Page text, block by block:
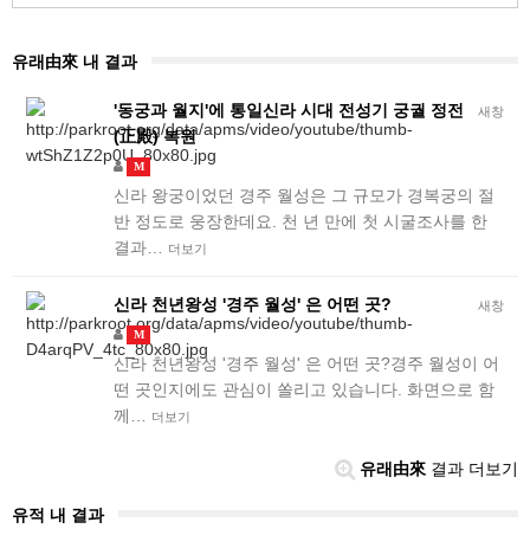
유래由來 내 결과
새창
'동궁과 월지'에 통일신라 시대 전성기 궁궐 정전
(正殿) 복원
M
신라 왕궁이었던 경주 월성은 그 규모가 경복궁의 절
반 정도로 웅장한데요. 천 년 만에 첫 시굴조사를 한
결과…
더보기
새창
신라 천년왕성 '경주 월성' 은 어떤 곳?
M
신라 천년왕성 '경주 월성' 은 어떤 곳?경주 월성이 어
떤 곳인지에도 관심이 쏠리고 있습니다. 화면으로 함
께…
더보기
유래由來 결과 더보기
유적 내 결과